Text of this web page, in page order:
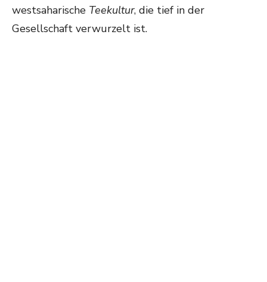
westsaharische Teekultur, die tief in der
Gesellschaft verwurzelt ist.